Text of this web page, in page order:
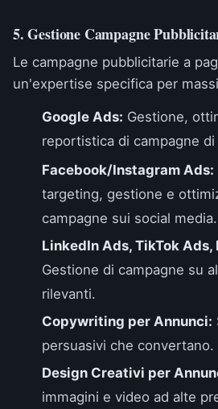
5. Gestione Campagne
Le campagne pubblicitarie a
un'expertise specifica per
Google Ads: Gestione,
reportistica di campagne
Facebook/Instagram Ads:
targeting, gestione e
campagne sui social media.
LinkedIn Ads, TikTok
Gestione di campagne su
rilevanti.
Copywriting per Annunci:
persuasivi che convertano.
Design Creativi per
immagini e video ad alte